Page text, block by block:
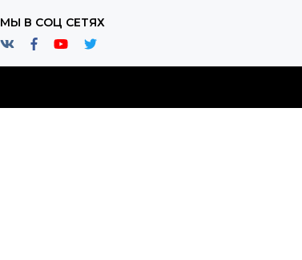
МЫ В СОЦ СЕТЯХ